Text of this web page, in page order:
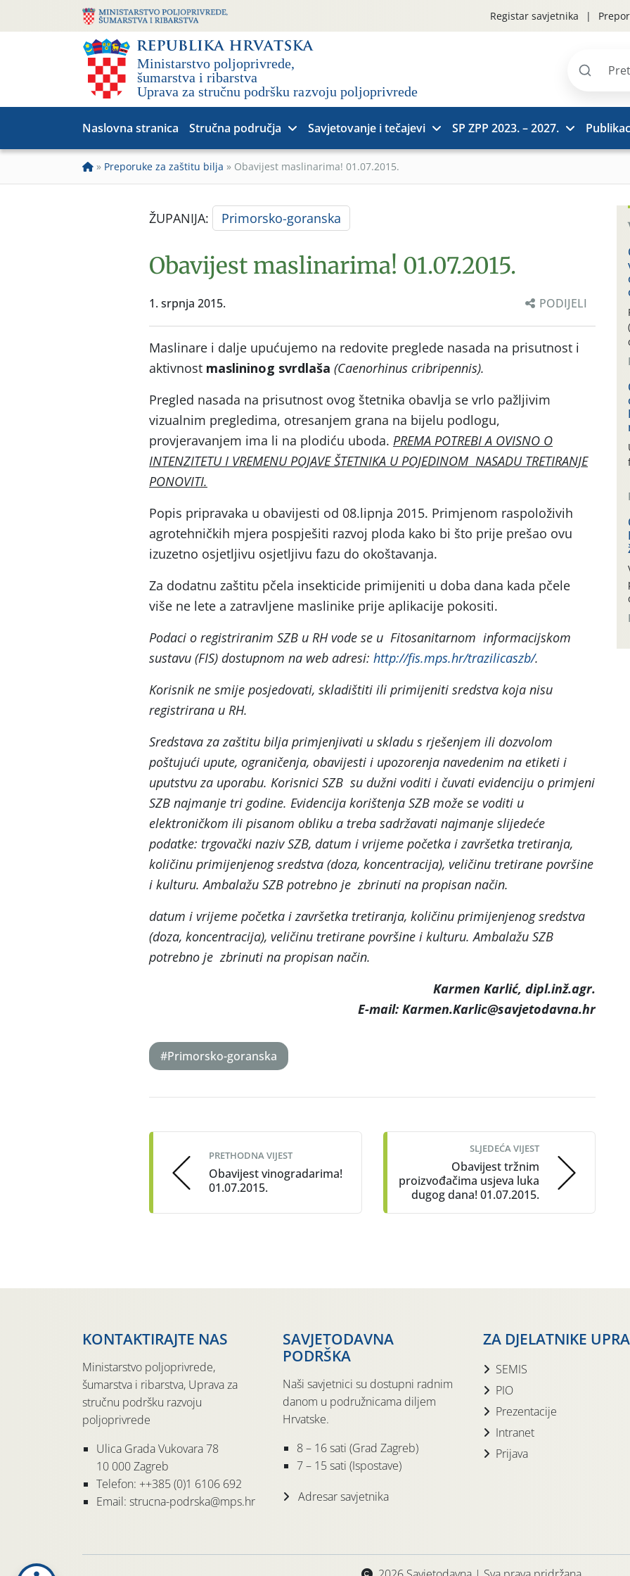
Registar savjetnika
Pretraži
Naslovna stranica Stručna područja Savjetovanje i tečajevi SP ZPP 2023. – 2027.
» Preporuke za zaštitu bilja » Obavijest maslinarima! 01.07.2015.
ŽUPANIJA: Primorsko-goranska
Obavijest maslinarima! 01.07.2015.
1. srpnja 2015. PODIJELI
Maslinare i dalje upućujemo na redovite preglede nasada na prisutnost i
aktivnost maslininog svrdlaša (Caenorhinus cribripennis).
Pregled nasada na prisutnost ovog štetnika obavlja se vrlo pažljivim
vizualnim pregledima, otresanjem grana na bijelu podlogu,
provjeravanjem ima li na plodiću uboda. PREMA POTREBI A OVISNO O
INTENZITETU I VREMENU POJAVE ŠTETNIKA U POJEDINOM NASADU TRETIRANJE
PONOVITI.
Popis pripravaka u obavijesti od 08.lipnja 2015. Primjenom raspoloživih
agrotehničkih mjera pospješiti razvoj ploda kako bi što prije prešao ovu
izuzetno osjetljivu osjetljivu fazu do okoštavanja.
Za dodatnu zaštitu pčela insekticide primijeniti u doba dana kada pčele
više ne lete a zatravljene maslinike prije aplikacije pokositi.
Podaci o registriranim SZB u RH vode se u Fitosanitarnom informacijskom
sustavu (FIS) dostupnom na web adresi: http://fis.mps.hr/trazilicaszb/.
Korisnik ne smije posjedovati, skladištiti ili primijeniti sredstva koja nisu
registrirana u RH.
Sredstava za zaštitu bilja primjenjivati u skladu s rješenjem ili dozvolom
poštujući upute, ograničenja, obavijesti i upozorenja navedenim na etiketi i
uputstvu za uporabu. Korisnici SZB su dužni voditi i čuvati evidenciju o primjeni
SZB najmanje tri godine. Evidencija korištenja SZB može se voditi u
elektroničkom ili pisanom obliku a treba sadržavati najmanje slijedeće
podatke: trgovački naziv SZB, datum i vrijeme početka i završetka tretiranja,
količinu primijenjenog sredstva (doza, koncentracija), veličinu tretirane površine
i kulturu. Ambalažu SZB potrebno je zbrinuti na propisan način.
datum i vrijeme početka i završetka tretiranja, količinu primijenjenog sredstva
(doza, koncentracija), veličinu tretirane površine i kulturu. Ambalažu SZB
potrebno je zbrinuti na propisan način.
Karmen Karlić, dipl.inž.agr.
E-mail: Karmen.Karlic@savjetodavna.hr
#Primorsko-goranska
navigation
PRETHODNA VIJEST
Obavijest vinogradarima!
01.07.2015.
SLJEDEĆA VIJEST
Obavijest tržnim
proizvođačima usjeva luka
dugog dana! 01.07.2015.
KONTAKTIRAJTE NAS
Ministarstvo poljoprivrede,
šumarstva i ribarstva, Uprava za
stručnu podršku razvoju
poljoprivrede
Ulica Grada Vukovara 78
10 000 Zagreb
Telefon: ++385 (0)1 6106 692
Email: strucna-podrska@mps.hr
SAVJETODAVNA
PODRŠKA
Naši savjetnici su dostupni radnim
danom u podružnicama diljem
Hrvatske.
8 – 16 sati (Grad Zagreb)
7 – 15 sati (Ispostave)
Adresar savjetnika
ZA DJELATNIKE
SEMIS
PIO
Prezentacije
Intranet
Prijava